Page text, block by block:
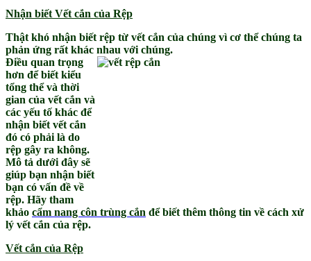
Nhận biết Vết cắn của Rệp
Thật khó nhận biết rệp từ vết cắn của chúng vì cơ thể chúng ta
phản ứng rất khác nhau với chúng.
Điều quan trọng
hơn để biết kiểu
tổng thể và thời
gian của vết cắn và
các yếu tố khác để
nhận biết vết cắn
đó có phải là do
rệp gây ra không.
Mô tả dưới đây sẽ
giúp bạn nhận biết
bạn có vấn đề về
rệp. Hãy tham
khảo cẩm nang côn trùng cắn để biết thêm thông tin về cách xử
lý vết cắn của rệp.
Vết cắn của Rệp